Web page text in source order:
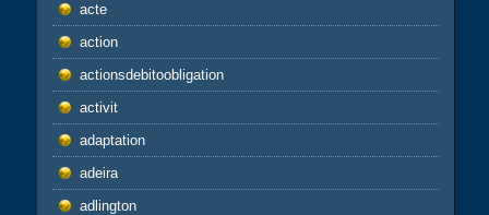
acte
action
actionsdebitoobligation
activit
adaptation
adeira
adlington